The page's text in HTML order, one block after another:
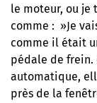
le moteur, ou je
comme : »Je
comme il était
pédale de frein.
automatique,
près de la